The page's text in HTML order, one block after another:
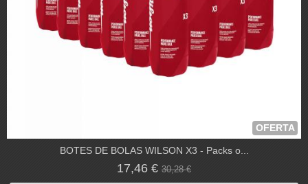
OFERTA
BOTES DE BOLAS WILSON X3 - Packs o...
17,46 € 30,28 €